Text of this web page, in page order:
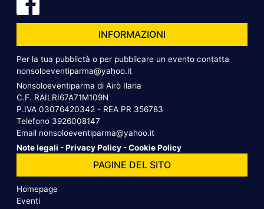
INFORMAZIONI
Per la tua pubblictà o per pubblicare un evento contatta
nonsoloeventiparma@yahoo.it
Nonsoloeventiparma di Airò Ilaria
C.F. RAILRI67A71M109N
P.IVA 03076420342 - REA PR 356783
Telefono 3926008147
Email nonsoloeventiparma@yahoo.it
Note legali -Privacy Policy -Cookie Policy
PAGINE DEL SITO
Homepage
Eventi